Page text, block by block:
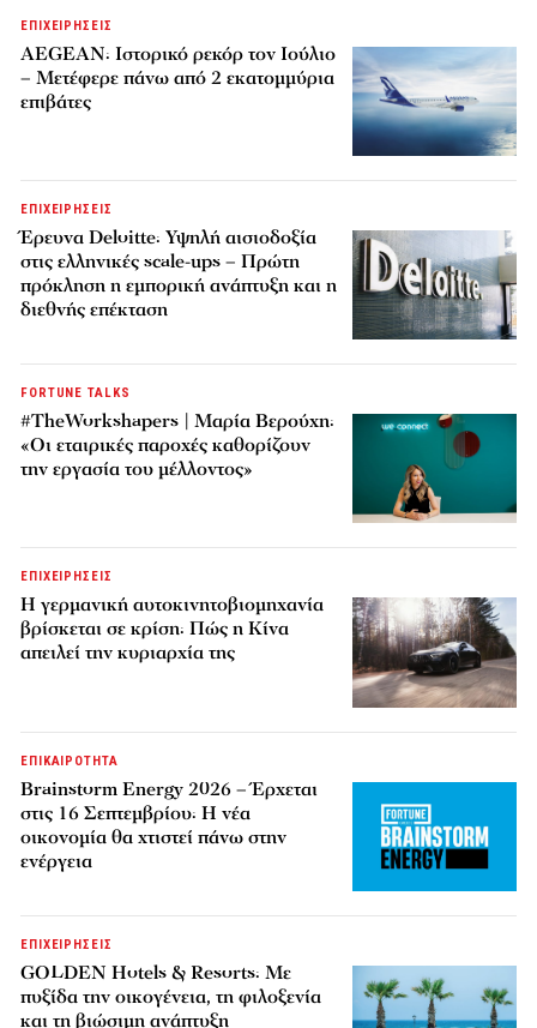
ΕΠΙΧΕΙΡΗΣΕΙΣ
AEGEAN: Ιστορικό ρεκόρ τον Ιούλιο
– Μετέφερε πάνω από 2 εκατομμύρια
επιβάτες
ΕΠΙΧΕΙΡΗΣΕΙΣ
Έρευνα Deloitte: Υψηλή αισιοδοξία
στις ελληνικές scale-ups – Πρώτη
πρόκληση η εμπορική ανάπτυξη και η
διεθνής επέκταση
FORTUNE TALKS
#TheWorkshapers | Μαρία Βερούχη:
«Οι εταιρικές παροχές καθορίζουν
την εργασία του μέλλοντος»
ΕΠΙΧΕΙΡΗΣΕΙΣ
Η γερμανική αυτοκινητοβιομηχανία
βρίσκεται σε κρίση: Πώς η Κίνα
απειλεί την κυριαρχία της
ΕΠΙΚΑΙΡΟΤΗΤΑ
Brainstorm Energy 2026 – Έρχεται
στις 16 Σεπτεμβρίου: Η νέα
οικονομία θα χτιστεί πάνω στην
ενέργεια
ΕΠΙΧΕΙΡΗΣΕΙΣ
GOLDEN Hotels & Resorts: Με
πυξίδα την οικογένεια, τη φιλοξενία
και τη βιώσιμη ανάπτυξη